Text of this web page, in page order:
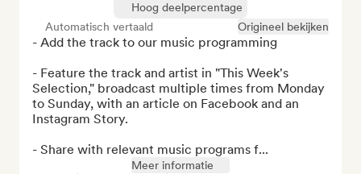
Hoog deelpercentage
Automatisch vertaald
Origineel bekijken
- Add the track to our music programming
- Feature the track and artist in "This Week's
Selection," broadcast multiple times from Monday
to Sunday, with an article on Facebook and an
Instagram Story.
- Share with relevant music programs f...
Meer informatie